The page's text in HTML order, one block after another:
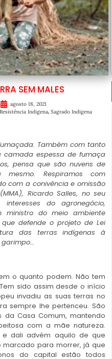
SEM MALES
agosto 18, 2021
Resistência Indígena, Sagrado Indígena
Também com tanto
camada espessa de fumaça
pensa que são nuvens de
Respiramos com
com a conivência e omissão
Ricardo Salles, no seu
do agronegócio,
ministro do meio ambiente
defende o projeto de Lei
das terras indígenas à
o quanto podem. Não tem
sido assim desde o início
invadiu as suas terras no
sempre lhe pertenceu. São
Casa Comum, mantendo
com a mãe natureza.
dali advém aquilo de que
marcado para morrer, já que
do capital estão todos